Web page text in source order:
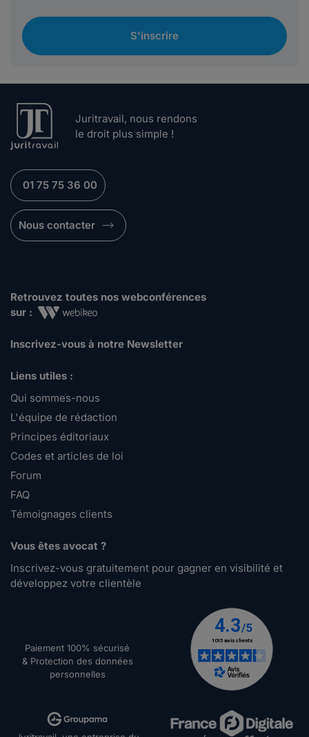
S'inscrire
Juritravail, nous rendons
le droit plus simple !
01 75 75 36 00
Nous contacter
Retrouvez toutes nos webconférences
sur :
Inscrivez-vous à notre Newsletter
Liens utiles :
Qui sommes-nous
L'équipe de rédaction
Principes éditoriaux
Codes et articles de loi
Forum
FAQ
Témoignages clients
Vous êtes avocat ?
Inscrivez-vous gratuitement pour gagner en visibilité et
développez votre clientèle
Paiement 100% sécurisé
& Protection des données
personnelles